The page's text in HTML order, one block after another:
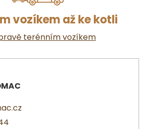
vozíkem až ke kotli
terénním vozíkem